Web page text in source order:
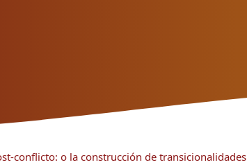
conflicto: o la construcción de transicionalidades